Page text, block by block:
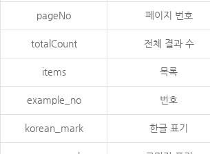
pageNo 페이지 번호
totalCount 전체 결과 수
items 목록
example_no 번호
korean_mark 한글 표기